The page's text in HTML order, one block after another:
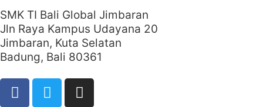
SMK TI Bali Global Jimbaran
Jln Raya Kampus Udayana 20
Jimbaran, Kuta Selatan
Badung, Bali 80361